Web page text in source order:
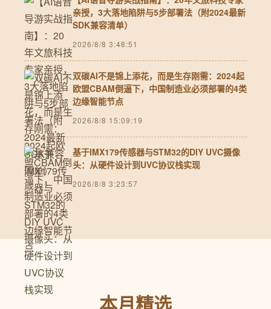
亲授，3大落地陷阱与5步部署法（附2024最新
SDK兼容清单）
2026/8/8 3:48:51
双碳AI不是锦上添花，而是生存刚需：2024起
欧盟CBAM倒逼下，中国制造业必须部署的4类
边缘智能节点
2026/8/8 15:09:19
基于IMX179传感器与STM32的DIY UVC摄像
头：从硬件设计到UVC协议栈实现
2026/8/8 3:23:57
本月精选